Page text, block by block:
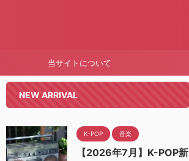
当サイトについて
NEW ARRIVAL
K-POP 音楽
【2026年7月】K-POP新